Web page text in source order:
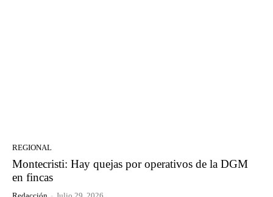
REGIONAL
Montecristi: Hay quejas por operativos de la DGM
en fincas